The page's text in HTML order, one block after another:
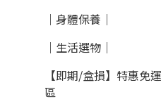
｜身體保養｜
｜生活選物｜
【即期/盒損】特惠免
區